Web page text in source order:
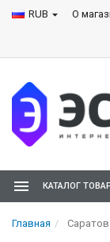
RUB О
КАТАЛОГ
Главная